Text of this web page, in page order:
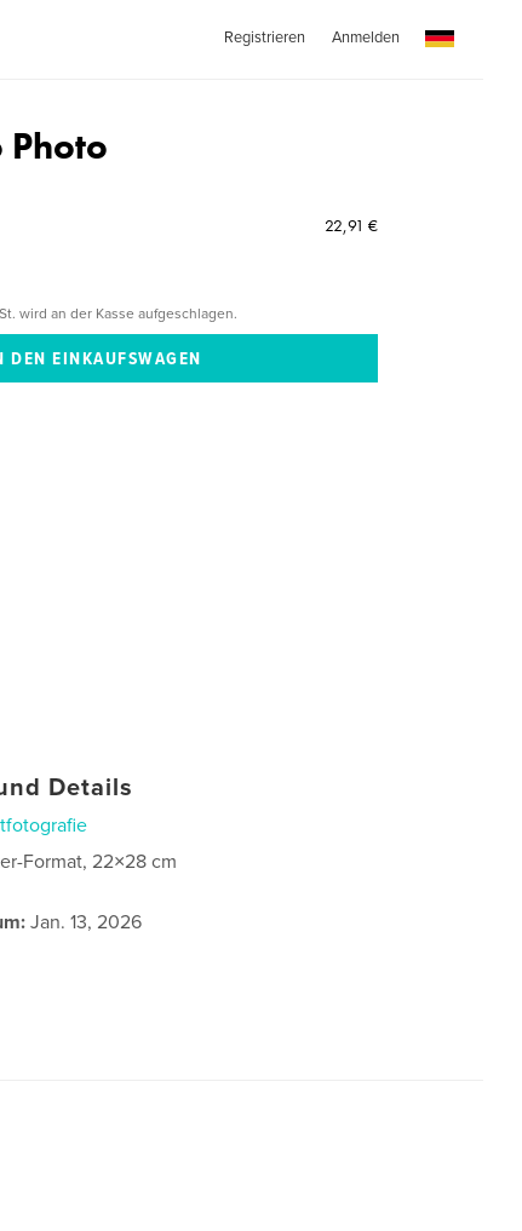
Registrieren Anmelden
Photo
22,91 €
wird an der Kasse aufgeschlagen.
Details
Format, 22×28 cm
Jan. 13, 2026